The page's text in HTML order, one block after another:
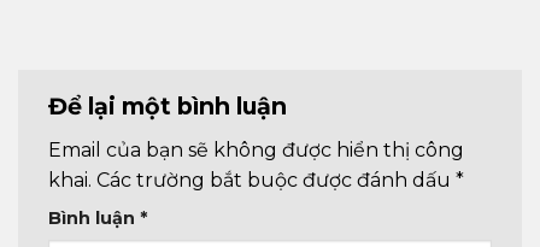
Để lại một bình luận
Email của bạn sẽ không được hiển thị công
khai. Các trường bắt buộc được đánh dấu *
Bình luận *